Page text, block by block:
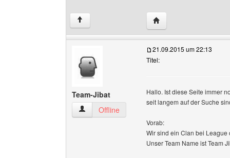
↑ Website dieses
Team-Jibat
Team-Jibat Benutzer-Profile anzeigen
Offline
21.09.2015 um 22:13
Titel:
Hallo. Ist diese Seite immer
seit langem auf der Suche
Vorab:
Wir sind ein Clan bei League
Unser Team Name ist Team